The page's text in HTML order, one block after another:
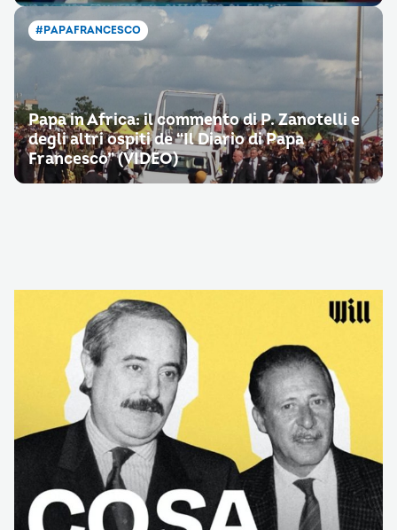
#PAPAFRANCESCO
Papa in Africa: il commento di P. Zanotelli e
degli altri ospiti de “Il Diario di Papa
Francesco” (VIDEO)